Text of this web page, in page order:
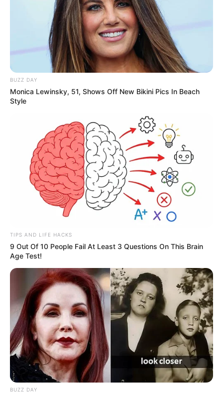
BUZZ DAY
Monica Lewinsky, 51, Shows Off New Bikini Pics In Beach
Style
TIPS AND LIFE HACKS
9 Out Of 10 People Fail At Least 3 Questions On This Brain
Age Test!
BUZZ DAY